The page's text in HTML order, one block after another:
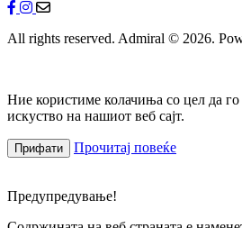
All rights reserved. Admiral © 2026.
Ние користиме колачиња со цел да
искуство на нашиот веб сајт.
Прифати Прочитај повеќе
Предупредување!